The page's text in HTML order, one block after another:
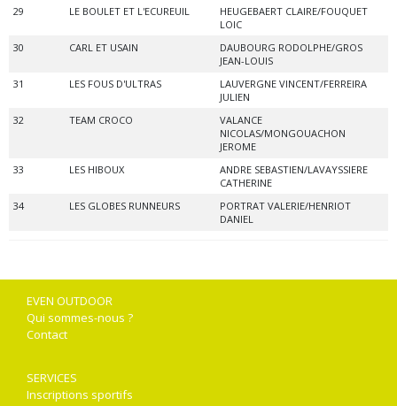
29
LE BOULET ET L'ECUREUIL
HEUGEBAERT CLAIRE/FOUQUET
LOIC
30
CARL ET USAIN
DAUBOURG RODOLPHE/GROS
JEAN-LOUIS
31
LES FOUS D'ULTRAS
LAUVERGNE VINCENT/FERREIRA
JULIEN
32
TEAM CROCO
VALANCE
NICOLAS/MONGOUACHON
JEROME
33
LES HIBOUX
ANDRE SEBASTIEN/LAVAYSSIERE
CATHERINE
34
LES GLOBES RUNNEURS
PORTRAT VALERIE/HENRIOT
DANIEL
EVEN OUTDOOR
Qui sommes-nous ?
Contact
SERVICES
Inscriptions sportifs